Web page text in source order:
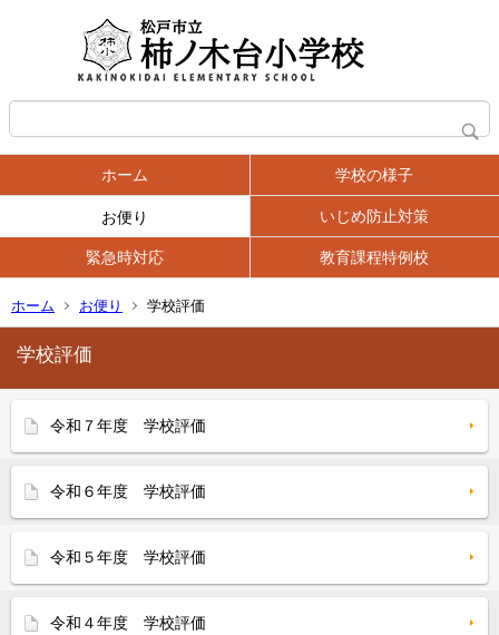
ホーム 学校の様子
お便り いじめ防止対策
緊急時対応 教育課程特例校
ホーム お便り 学校評価
学校評価
令和７年度 学校評価
令和６年度 学校評価
令和５年度 学校評価
令和４年度 学校評価